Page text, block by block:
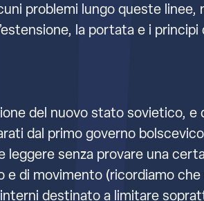
problemi lungo queste linee,
la portata e i principi
del nuovo stato sovietico, e
dal primo governo
senza provare una
di movimento (ricordiamo che
destinato a limitare